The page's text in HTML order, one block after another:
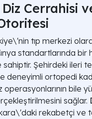
Cerrahisi
tıp merkezi
standartlarında bir
Şehirdeki ileri
deneyimli ortopedi
operasyonlarının bile
sağlar.
rekabetçi ve